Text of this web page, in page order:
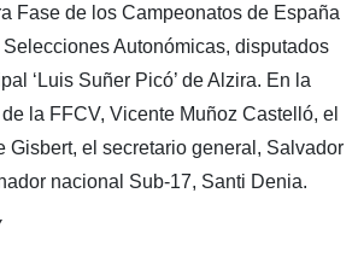
Fase de los Campeonatos de España
Autonómicas, disputados
‘Luis Suñer Picó’ de Alzira. En la
la FFCV, Vicente Muñoz Castelló, el
Gisbert, el secretario general, Salvador
nacional Sub-17, Santi Denia.